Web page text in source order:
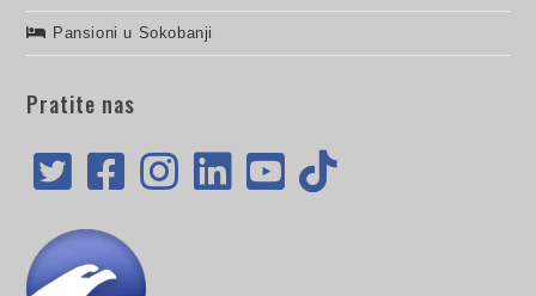
Pansioni u Sokobanji
Pratite nas